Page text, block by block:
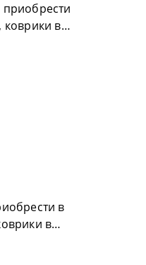
приобрести
коврики в
в
в